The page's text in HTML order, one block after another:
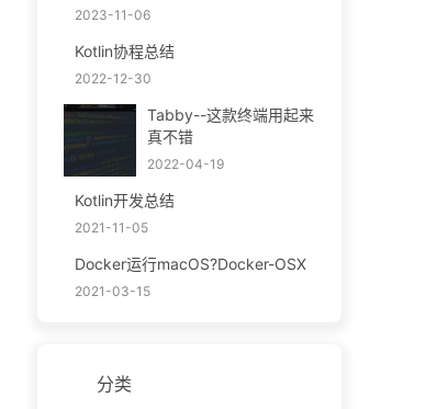
2023-11-06
Kotlin协程总结
2022-12-30
Tabby--这款终端用起来
真不错
2022-04-19
Kotlin开发总结
2021-11-05
Docker运行macOS?Docker-OSX
2021-03-15
分类